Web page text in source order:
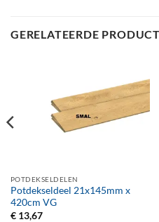
GERELATEERDE
POTDEKSELDELEN
Potdekseldeel 21x145mm x
420cm VG
€13,67